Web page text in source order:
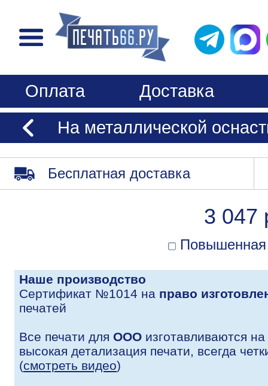
Оплата
Доставка
На металлической
Бесплатная доставка
3 047
Повышенная
Наше производство
Сертификат №1014 на право
печатей
Все печати для ООО изготавливаются
высокая детализация печати, всегда
(смотреть видео)